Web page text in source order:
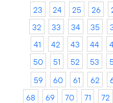
23
24 25 26
32
33 34 35
41
42 43 44
50
51 52 53
59
60 61 62
68
69 70 71 72